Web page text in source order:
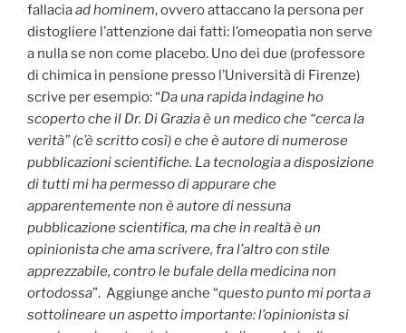
fallaciaad hominem, ovvero attaccano la persona per
distogliere l’attenzione dai fatti: l’omeopatia non serve
a nulla se non come placebo. Uno dei due (professore
di chimica in pensione presso l’Università di Firenze)
scrive per esempio: “Da una rapida indagine ho
scoperto che il Dr. Di Grazia è un medico che “cerca la
verità” (c’è scritto così) e che è autore di numerose
pubblicazioni scientifiche. La tecnologia a disposizione
di tutti mi ha permesso di appurare che
apparentemente non è autore di nessuna
pubblicazione scientifica, ma che in realtà è un
opinionista che ama scrivere, fra l’altro con stile
apprezzabile, contro le bufale della medicina non
ortodossa”. Aggiunge anche “questo punto mi porta a
sottolineare un aspetto importante: l’opinionista si